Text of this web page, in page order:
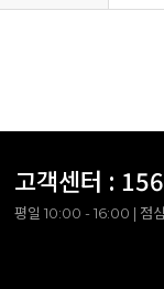
고객센터 :
평일 10:00 - 16:00 | 점